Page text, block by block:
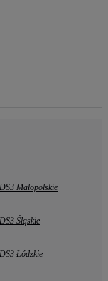
Małopolskie
Śląskie
Łódzkie